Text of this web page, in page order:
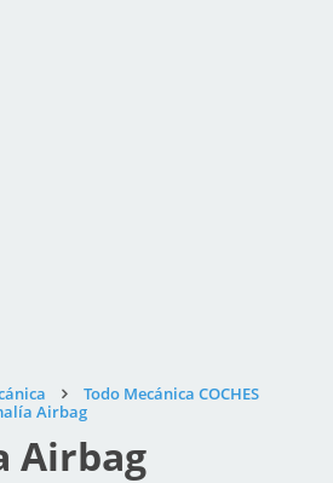
Todo Mecánica COCHES
Airbag
Airbag